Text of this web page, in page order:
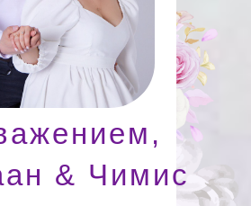
& Чимис